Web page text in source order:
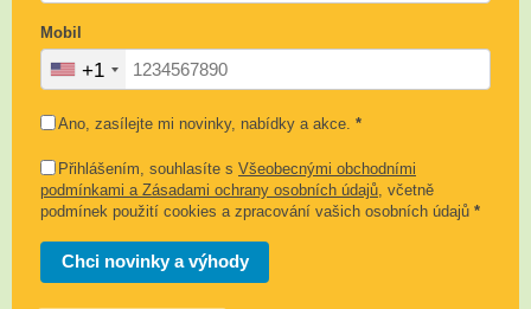
Mobil
+1
Ano, zasílejte mi novinky, nabídky a akce. *
Přihlášením, souhlasíte s Všeobecnými obchodními
podmínkami a Zásadami ochrany osobních údajů, včetně
podmínek použití cookies a zpracování vašich osobních údajů *
Chci novinky a výhody